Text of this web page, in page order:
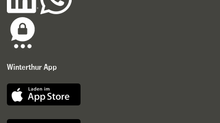
Winterthur App